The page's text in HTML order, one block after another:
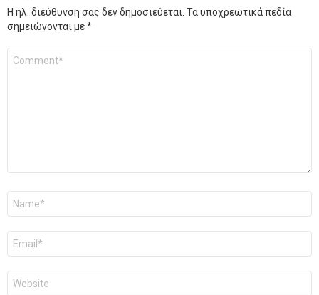
Η ηλ. διεύθυνση σας δεν δημοσιεύεται. Τα υποχρεωτικά πεδία
σημειώνονται με*